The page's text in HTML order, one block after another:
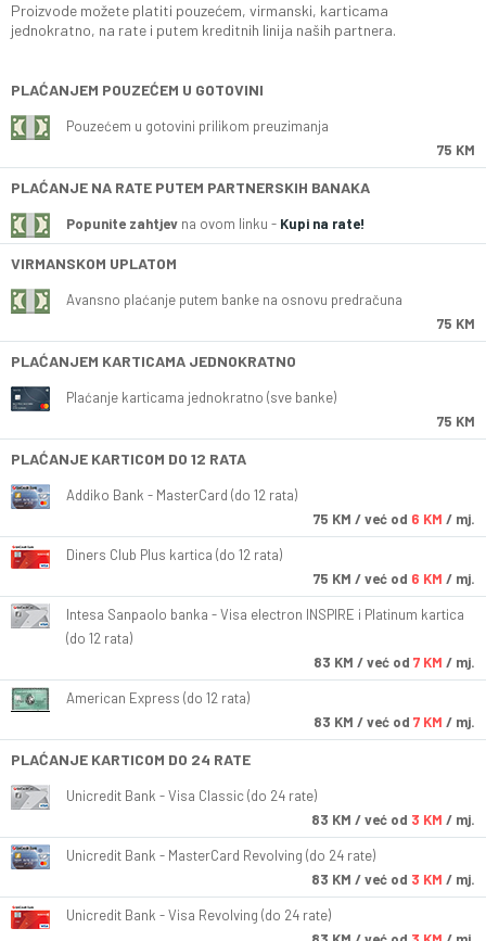
Proizvode možete platiti pouzećem, virmanski, karticama
jednokratno, na rate i putem kreditnih linija naših partnera.
PLAĆANJEM POUZEĆEM U GOTOVINI
Pouzećem u gotovini prilikom preuzimanja
75 KM
PLAĆANJE NA RATE PUTEM PARTNERSKIH BANAKA
Popunite zahtjev na ovom linku - Kupi na rate!
VIRMANSKOM UPLATOM
Avansno plaćanje putem banke na osnovu predračuna
75 KM
PLAĆANJEM KARTICAMA JEDNOKRATNO
Plaćanje karticama jednokratno (sve banke)
75 KM
PLAĆANJE KARTICOM DO 12 RATA
Addiko Bank - MasterCard (do 12 rata)
75 KM / već od 6 KM / mj.
Diners Club Plus kartica (do 12 rata)
75 KM / već od 6 KM / mj.
Intesa Sanpaolo banka - Visa electron INSPIRE i Platinum kartica
(do 12 rata)
83 KM / već od 7 KM / mj.
American Express (do 12 rata)
83 KM / već od 7 KM / mj.
PLAĆANJE KARTICOM DO 24 RATE
Unicredit Bank - Visa Classic (do 24 rate)
83 KM / već od 3 KM / mj.
Unicredit Bank - MasterCard Revolving (do 24 rate)
83 KM / već od 3 KM / mj.
Unicredit Bank - Visa Revolving (do 24 rate)